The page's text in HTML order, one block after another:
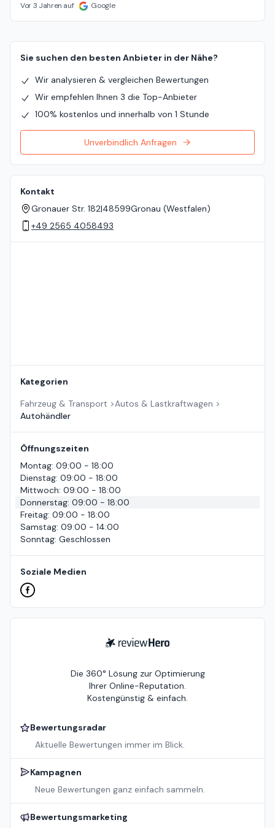
Vor 3 Jahren auf Google
Sie suchen den besten Anbieter in der Nähe?
Wir analysieren & vergleichen Bewertungen
Wir empfehlen Ihnen 3 die Top-Anbieter
100% kostenlos und innerhalb von 1 Stunde
Unverbindlich Anfragen
Kontakt
Gronauer Str. 182|48599Gronau (Westfalen)
+49 2565 4058493
Kategorien
Fahrzeug & Transport >Autos & Lastkraftwagen >
Autohändler
Öffnungszeiten
Montag: 09:00 - 18:00
Dienstag: 09:00 - 18:00
Mittwoch: 09:00 - 18:00
Donnerstag: 09:00 - 18:00
Freitag: 09:00 - 18:00
Samstag: 09:00 - 14:00
Sonntag: Geschlossen
Soziale Medien
ReviewHero
Die 360° Lösung zur Optimierung
Ihrer Online-Reputation.
Kostengünstig & einfach.
Bewertungsradar
Aktuelle Bewertungen immer im Blick.
Kampagnen
Neue Bewertungen ganz einfach sammeln.
Bewertungsmarketing